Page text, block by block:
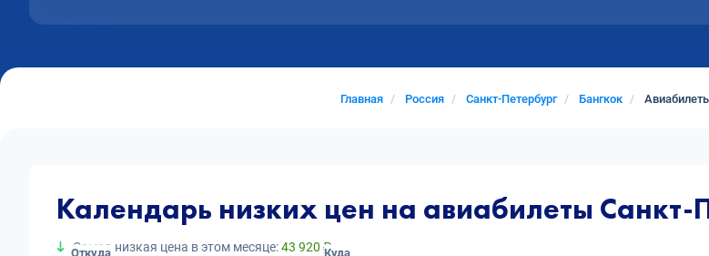
Главная Россия Санкт-Петербург Бангкок
Календарь низких цен на авиабилеты Санкт-
Самая низкая цена в этом месяце:43 920 ₽
Откуда Куда